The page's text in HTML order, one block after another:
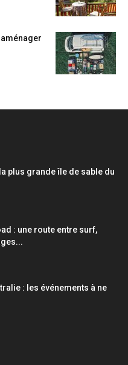
plus grande île de sable du
: une route entre surf,
: les événements à ne